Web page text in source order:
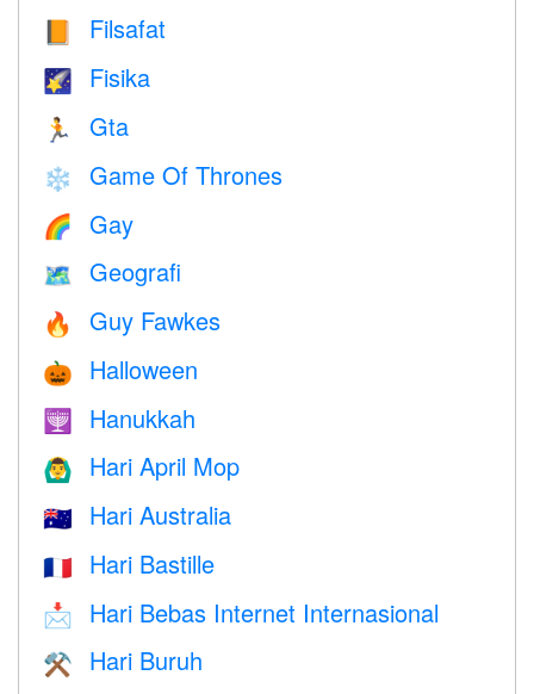
📙 Filsafat
🌠 Fisika
🏃 Gta
❄️ Game Of Thrones
🌈 Gay
🗺 Geografi
🔥 Guy Fawkes
🎃 Halloween
🕎 Hanukkah
🙆‍♂️ Hari April Mop
🇦🇺 Hari Australia
🇫🇷 Hari Bastille
📩 Hari Bebas Internet Internasional
⚒️
Hari Buruh